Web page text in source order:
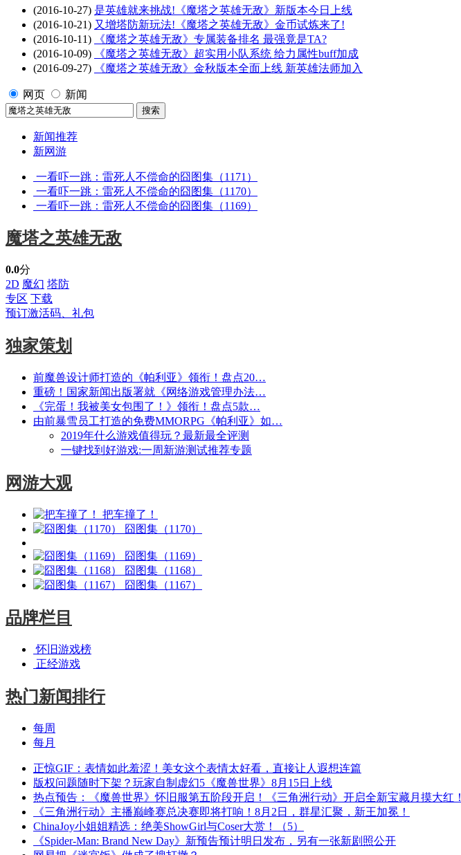
(2016-10-27) 是英雄就来挑战!《魔塔之英雄无敌》新版本今日上线
(2016-10-21) 又增塔防新玩法!《魔塔之英雄无敌》金币试炼来了!
(2016-10-11)
《魔塔之英雄无敌》专属装备排名 最强竟是TA?
(2016-10-09)
《魔塔之英雄无敌》超实用小队系统 给力属性buff加成
(2016-09-27)
《魔塔之英雄无敌》金秋版本全面上线 新英雄法师加入
网页 新闻
新闻推荐
新网游
一看吓一跳：雷死人不偿命的囧图集（1171）
一看吓一跳：雷死人不偿命的囧图集（1170）
一看吓一跳：雷死人不偿命的囧图集（1169）
魔塔之英雄无敌
0.0分
2D 魔幻 塔防
专区 下载
预订激活码、礼包
独家策划
前魔兽设计师打造的《帕利亚》领衔！盘点20…
重磅！国家新闻出版署就《网络游戏管理办法…
《完蛋！我被美女包围了！》领衔！盘点5款…
由前暴雪员工打造的免费MMORPG《帕利亚》如…
2019年什么游戏值得玩？最新最全评测
一键找到好游戏:一周新游测试推荐专题
网游大观
把车撞了！
囧图集（1170）
囧图集（1169）
囧图集（1168）
囧图集（1167）
品牌栏目
怀旧游戏榜
正经游戏
热门新闻排行
每周
每月
正惊GIF：表情如此羞涩！美女这个表情太好看，直接让人遐想连篇
版权问题随时下架？玩家自制虚幻5《魔兽世界》8月15日上线
热点预告：《魔兽世界》怀旧服第五阶段开启！《三角洲行动》开启全新宝藏月摸大红！
《三角洲行动》主播巅峰赛总决赛即将打响！8月2日，群星汇聚，新王加冕！
ChinaJoy小姐姐精选：绝美ShowGirl与Coser大赏！（5）
《Spider-Man: Brand New Day》新预告预计明日发布，另有一张新剧照公开